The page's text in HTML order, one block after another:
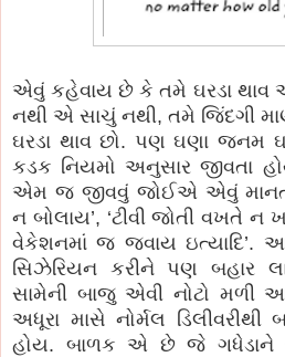
એવું કહેવાય છે કે તમે ઘરડા થાવ
નથી એ સાચું નથી, તમે જિંદગી
ઘરડા થાવ છો. પણ ઘણા જનમ
કડક નિયમો અનુસાર જીવતા
એમ જ જીવવું જોઈએ એવું
ન બોલાય’, ‘ટીવી જોતી વખતે ન
વેકેશનમાં જ જવાય ઇત્યાદિ’.
સિઝેરિયન કરીને પણ બહાર
સામેની બાજુ એવી નોટો
અધૂરા માસે નોર્મલ ડિલીવરીથી
હોય. બાળક એ છે જે ગધેડાને